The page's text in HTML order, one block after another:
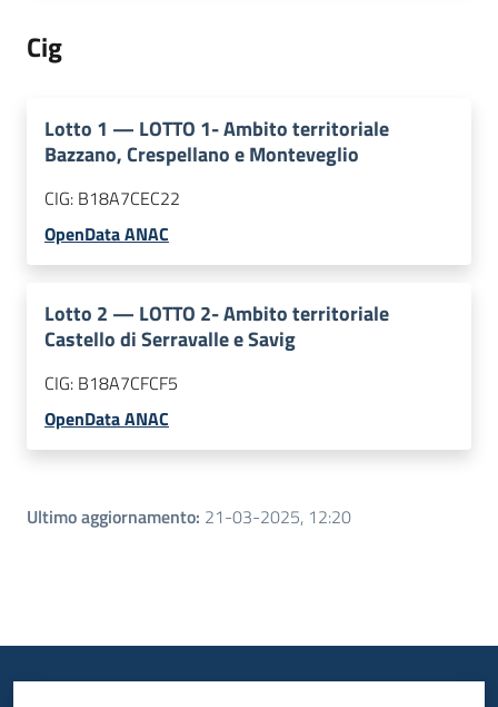
Cig
Lotto 1 — LOTTO 1- Ambito territoriale
Bazzano, Crespellano e Monteveglio
CIG: B18A7CEC22
OpenData ANAC
Lotto 2 — LOTTO 2- Ambito territoriale
Castello di Serravalle e Savig
CIG: B18A7CFCF5
OpenData ANAC
Ultimo aggiornamento: 21-03-2025, 12:20